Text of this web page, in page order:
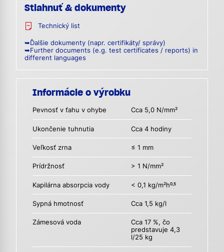
Stiahnuť & dokumenty
Technický list
➥Ďalšie dokumenty (napr. certifikáty/ správy)
➥Further documents (e.g. test certificates / reports) in
different languages
Informácie o výrobku
Pevnosť v ťahu v ohybe Cca 5,0 N/mm²
Ukončenie tuhnutia Cca 4 hodiny
Veľkosť zrna ≤ 1 mm
Prídržnosť > 1 N/mm²
Kapilárna absorpcia vody < 0,1 kg/m²h0,5
Sypná hmotnosť Cca 1,5 kg/l
Zámesová voda
Cca 17 %, čo
predstavuje 4,3
l/25 kg